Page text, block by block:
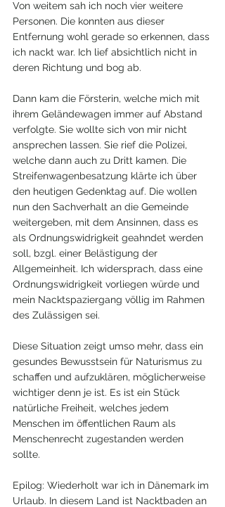
Von weitem sah ich noch vier weitere
Personen. Die konnten aus dieser
Entfernung wohl gerade so erkennen, dass
ich nackt war. Ich lief absichtlich nicht in
deren Richtung und bog ab.
Dann kam die Försterin, welche mich mit
ihrem Geländewagen immer auf Abstand
verfolgte. Sie wollte sich von mir nicht
ansprechen lassen. Sie rief die Polizei,
welche dann auch zu Dritt kamen. Die
Streifenwagenbesatzung klärte ich über
den heutigen Gedenktag auf. Die wollen
nun den Sachverhalt an die Gemeinde
weitergeben, mit dem Ansinnen, dass es
als Ordnungswidrigkeit geahndet werden
soll, bzgl. einer Belästigung der
Allgemeinheit. Ich widersprach, dass eine
Ordnungswidrigkeit vorliegen würde und
mein Nacktspaziergang völlig im Rahmen
des Zulässigen sei.
Diese Situation zeigt umso mehr, dass ein
gesundes Bewusstsein für Naturismus zu
schaffen und aufzuklären, möglicherweise
wichtiger denn je ist. Es ist ein Stück
natürliche Freiheit, welches jedem
Menschen im öffentlichen Raum als
Menschenrecht zugestanden werden
sollte.
Epilog: Wiederholt war ich in Dänemark im
Urlaub. In diesem Land ist Nacktbaden an